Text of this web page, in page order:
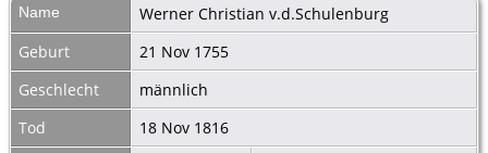
Name Werner Christian v.d.Schulenburg
Geburt
21 Nov 1755
Geschlecht
männlich
Tod
18 Nov 1816